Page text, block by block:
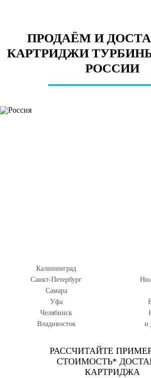
ПРОДАЁМ И
КАРТРИДЖИ
РОССИИ
Калининград
Санкт-Петербург
Самара
Уфа
Челябинск
Владивосток
и
РАССЧИТАЙТЕ
СТОИМОСТЬ*
КАРТРИДЖА